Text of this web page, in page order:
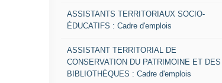
ASSISTANTS TERRITORIAUX SOCIO-
ÉDUCATIFS : Cadre d'emplois
ASSISTANT TERRITORIAL DE
CONSERVATION DU PATRIMOINE ET DES
BIBLIOTHÈQUES : Cadre d'emplois